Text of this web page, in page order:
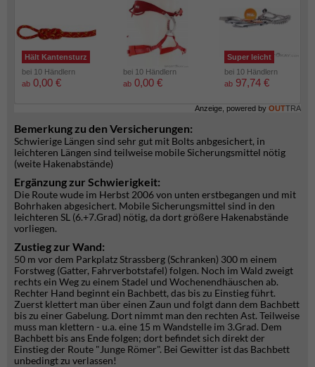
Hält Kantensturz
bei 10 Händlern
ab 0,00 €
bei 10 Händlern
ab 0,00 €
Super leicht
bei 10 Händlern
ab 97,74 €
Anzeige, powered by OUTTRA
Bemerkung zu den Versicherungen:
Schwierige Längen sind sehr gut mit Bolts anbgesichert, in
leichteren Längen sind teilweise mobile Sicherungsmittel nötig
(weite Hakenabstände)
Ergänzung zur Schwierigkeit:
Die Route wude im Herbst 2006 von unten erstbegangen und mit
Bohrhaken abgesichert. Mobile Sicherungsmittel sind in den
leichteren SL (6.+7.Grad) nötig, da dort größere Hakenabstände
vorliegen.
Zustieg zur Wand:
50 m vor dem Parkplatz Strassberg (Schranken) 300 m einem
Forstweg (Gatter, Fahrverbotstafel) folgen. Noch im Wald zweigt
rechts ein Weg zu einem Stadel und Wochenendhäuschen ab.
Rechter Hand beginnt ein Bachbett, das bis zu Einstieg führt.
Zuerst klettert man über einen Zaun und folgt dann dem Bachbett
bis zu einer Gabelung. Dort nimmt man den rechten Ast. Teilweise
muss man klettern - u.a. eine 15 m Wandstelle im 3.Grad. Dem
Bachbett bis ans Ende folgen; dort befindet sich direkt der
Einstieg der Route "Junge Römer". Bei Gewitter ist das Bachbett
unbedingt zu verlassen!